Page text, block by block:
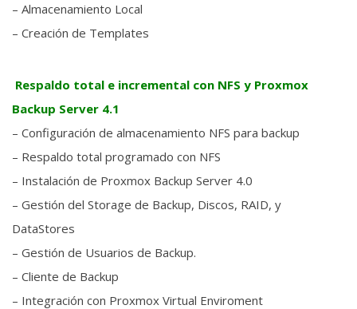
– Almacenamiento Local
– Creación de Templates
Respaldo total e incremental con NFS y Proxmox
Backup Server 4.1
– Configuración de almacenamiento NFS para backup
– Respaldo total programado con NFS
– Instalación de Proxmox Backup Server 4.0
– Gestión del Storage de Backup, Discos, RAID, y
DataStores
– Gestión de Usuarios de Backup.
– Cliente de Backup
– Integración con Proxmox Virtual Enviroment